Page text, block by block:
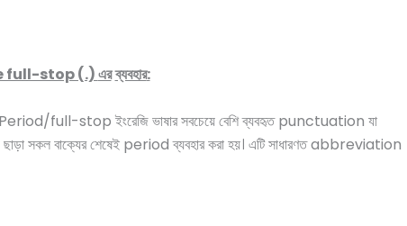
full-stop (.)এরব্যবহার:
full-stop ইংরেজি ভাষার সবচেয়ে বেশি ব্যবহৃত punctuation যা
ছাড়া সকল বাক্যের শেষেই period ব্যবহার করা হয়। এটি সাধারণত abbreviation